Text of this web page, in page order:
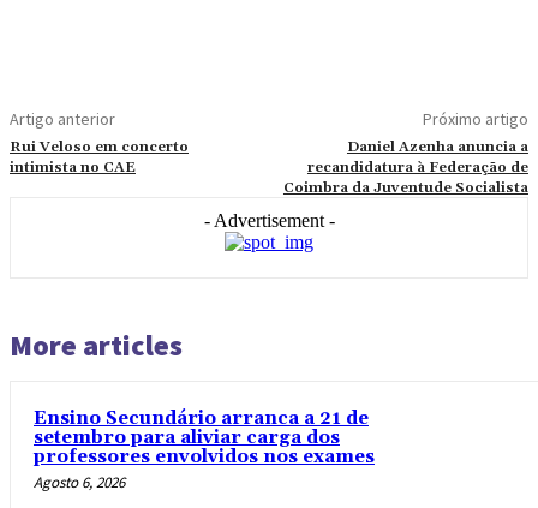
Artigo anterior
Rui Veloso em concerto
intimista no CAE
Próximo artigo
Daniel Azenha anuncia a
recandidatura à Federação de
Coimbra da Juventude Socialista
- Advertisement -
More articles
Ensino Secundário arranca a 21 de
setembro para aliviar carga dos
professores envolvidos nos exames
Agosto 6, 2026